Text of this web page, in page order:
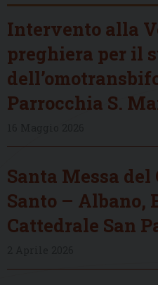
Intervento alla
preghiera per il
Parrocchia S.
Santa Messa
Santo – Albano,
Cattedrale San